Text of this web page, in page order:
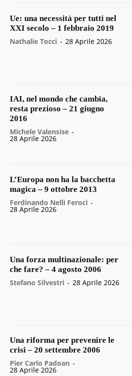
Ue: una necessità per tutti nel
XXI secolo – 1 febbraio 2019
Nathalie Tocci - 28 Aprile 2026
IAI, nel mondo che cambia,
resta prezioso – 21 giugno
2016
Michele Valensise -
28 Aprile 2026
L’Europa non ha la bacchetta
magica – 9 ottobre 2013
Ferdinando Nelli Feroci -
28 Aprile 2026
Una forza multinazionale: per
che fare? – 4 agosto 2006
Stefano Silvestri - 28 Aprile 2026
Una riforma per prevenire le
crisi – 20 settembre 2006
Pier Carlo Padoan -
28 Aprile 2026